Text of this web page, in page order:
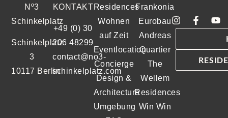
Nº3
Schinkelplatz
Schinkelplatz
3
10117 Berlin
KONTAKT
+49 (0) 30
206 48299
contact@no3-
schinkelplatz.com
Residences
Wohnen
auf Zeit
Eventlocation
Concierge
Design &
Architecture
Umgebung
Frankonia
Eurobau
Andreas
Quartier
The
Wellem
Residences
Win Win